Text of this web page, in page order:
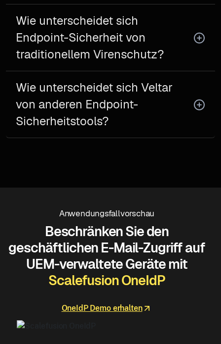
Wie unterscheidet sich
Endpoint-Sicherheit von
traditionellem Virenschutz?
Wie unterscheidet sich Veltar
von anderen Endpoint-
Sicherheitstools?
Anwendungsfallvorschau
Beschränken Sie den
geschäftlichen E-Mail-Zugriff auf
UEM-verwaltete Geräte mit
Scalefusion OneIdP
OneIdP Demo erhalten